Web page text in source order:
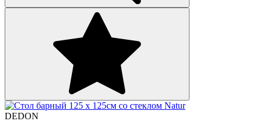
DEDON